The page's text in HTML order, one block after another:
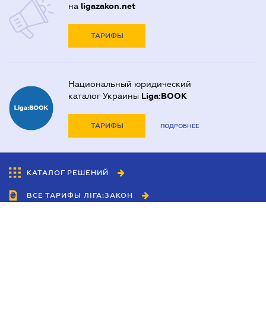
на ligazakon.net
ТАРИФЫ
Национальный юридический
каталог Украины Liga:BOOK
ТАРИФЫ ПОДРОБНЕЕ
КАТАЛОГ РЕШЕНИЙ
ВСЕ ТАРИФЫ ЛІГА:ЗАКОН